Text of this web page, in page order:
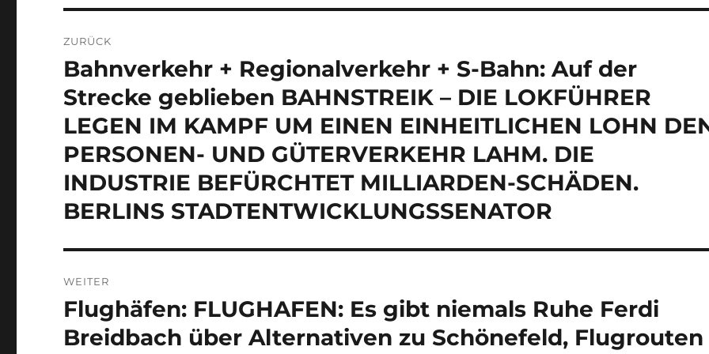
ZURÜCK
Vorheriger
Beitrag:
Bahnverkehr + Regionalverkehr + S-Bahn: Auf der
Strecke geblieben BAHNSTREIK – DIE LOKFÜHRER
LEGEN IM KAMPF UM EINEN EINHEITLICHEN LOHN
PERSONEN- UND GÜTERVERKEHR LAHM. DIE
INDUSTRIE BEFÜRCHTET MILLIARDEN-SCHÄDEN.
BERLINS STADTENTWICKLUNGSSENATOR
WEITER
Nächster
Beitrag:
Flughäfen: FLUGHAFEN: Es gibt niemals Ruhe Ferdi
Breidbach über Alternativen zu Schönefeld, Flugrouten